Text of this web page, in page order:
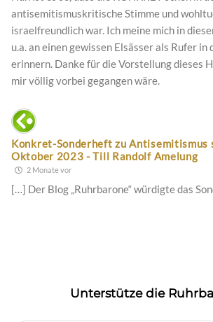
antisemitismuskritische Stimme und
israelfreundlich war. Ich meine mich in
u.a. an einen gewissen Elsässer als Rufer in
erinnern. Danke für die Vorstellung dieses
mir völlig vorbei gegangen wäre.
Konkret-Sonderheft zu Antisemitismus
Oktober 2023 - Till Randolf Amelung
2 Monate vor
[…] Der Blog „Ruhrbarone“ würdigte das
Unterstütze die